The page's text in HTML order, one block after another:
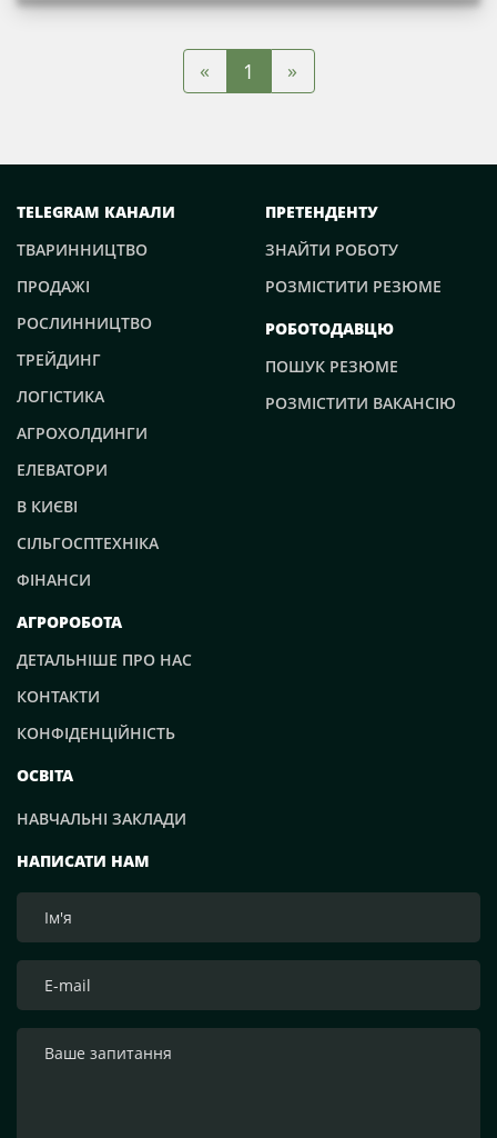
« 1 »
НАПИСАТИ НАМ
TELEGRAM КАНАЛИ
ТВАРИННИЦТВО
ПРОДАЖІ
РОСЛИННИЦТВО
ТРЕЙДИНГ
ЛОГІСТИКА
АГРОХОЛДИНГИ
ЕЛЕВАТОРИ
В КИЄВІ
СІЛЬГОСПТЕХНІКА
ФІНАНСИ
ПРЕТЕНДЕНТУ
ЗНАЙТИ РОБОТУ
РОЗМІСТИТИ РЕЗЮМЕ
РОБОТОДАВЦЮ
ПОШУК РЕЗЮМЕ
РОЗМІСТИТИ ВАКАНСІЮ
АГРОРОБОТА
ДЕТАЛЬНІШЕ ПРО НАС
КОНТАКТИ
КОНФІДЕНЦІЙНІСТЬ
ОСВІТА
НАВЧАЛЬНІ ЗАКЛАДИ